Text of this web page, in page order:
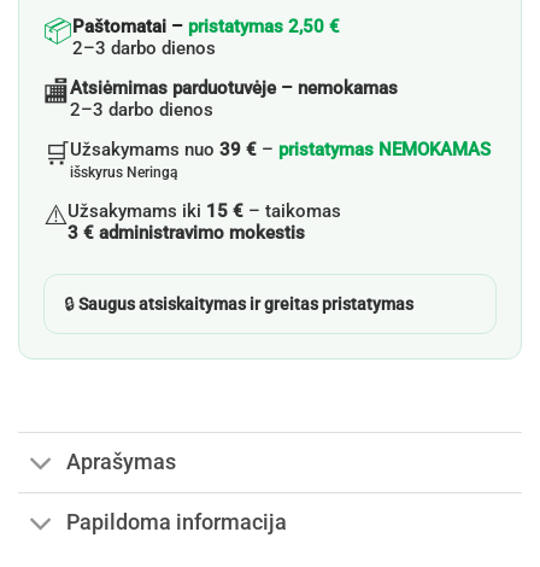
📦Paštomatai – pristatymas 2,50 €
2–3 darbo dienos
🏬Atsiėmimas parduotuvėje – nemokamas
2–3 darbo dienos
🛒Užsakymams nuo 39 € – pristatymas NEMOKAMAS
išskyrus Neringą
⚠️Užsakymams iki 15 € – taikomas
3 € administravimo mokestis
🔒Saugus atsiskaitymas ir greitas pristatymas
Aprašymas
Papildoma informacija